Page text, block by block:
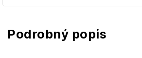
Podrobný popis